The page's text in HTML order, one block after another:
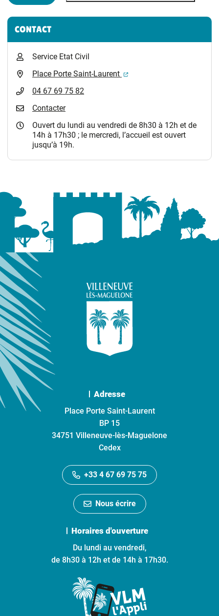
Informations complémentaires
CONTACT
Service Etat Civil
Place Porte Saint-Laurent
(ouverture dans un
04 67 69 75 82
Contacter
Ouvert du lundi au vendredi de 8h30 à 12h et de
14h à 17h30 ; le mercredi, l’accueil est ouvert
jusqu’à 19h.
Adresse
Place Porte Saint-Laurent
BP 15
34751 Villeneuve-lès-Maguelone
Cedex
+33 4 67 69 75 75
Nous écrire
Horaires d'ouverture
Du lundi au vendredi,
de 8h30 à 12h et de 14h à 17h30.